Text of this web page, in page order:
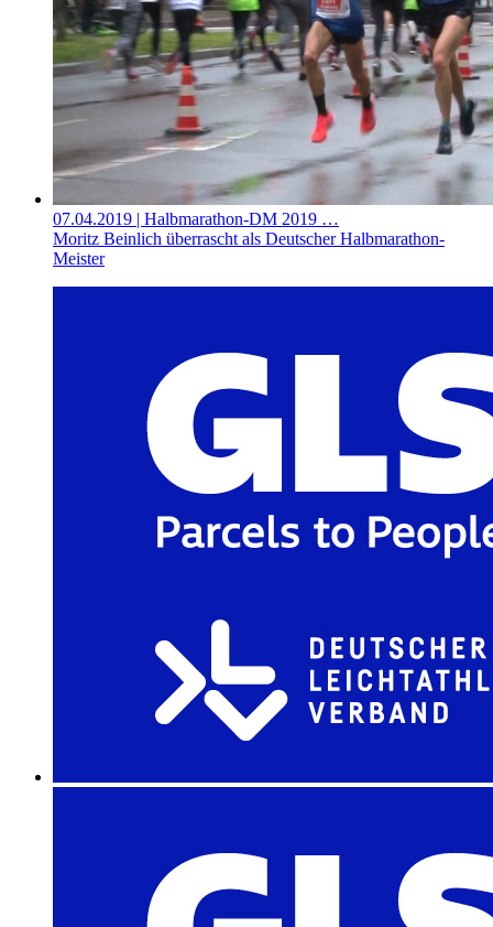
07.04.2019 | Halbmarathon-DM 2019 …
Moritz Beinlich überrascht als Deutscher Halbmarathon-
Meister